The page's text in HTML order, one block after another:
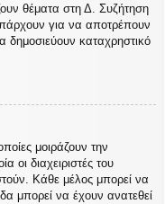
θέματα στη Δ. Συζήτηση
για να αποτρέπουν
δημοσιεύουν καταχρηστικό
μοιράζουν την
οι διαχειριστές του
Κάθε μέλος μπορεί να
μπορεί να έχουν ανατεθεί